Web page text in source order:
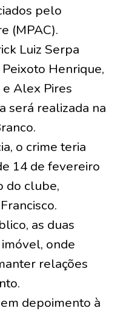
pelo
(MPAC).
Luiz Serpa
Henrique,
Alex Pires
será realizada na
o crime teria
14 de fevereiro
do clube,
as duas
onde
relações
depoimento à